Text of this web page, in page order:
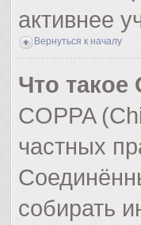
активнее
Вернуться к началу
Что такое
COPPA
частных
собирать